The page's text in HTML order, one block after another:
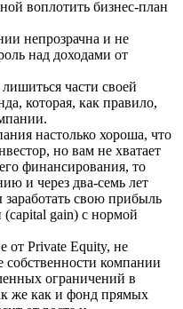
воплотить бизнес-план
непрозрачна и не
над доходами от
части своей
которая, как правило,
настолько хороша, что
но вам не хватает
финансирования, то
и через два-семь лет
заработать свою прибыль
(capital gain) с нормой
от Private Equity, не
собственности компании
ограничений в
же как и фонд прямых